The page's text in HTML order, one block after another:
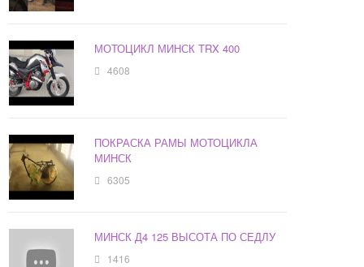
МОТОЦИКЛ МИНСК TRX 400
4608
ПОКРАСКА РАМЫ МОТОЦИКЛА
МИНСК
6305
МИНСК Д4 125 ВЫСОТА ПО СЕДЛУ
1416